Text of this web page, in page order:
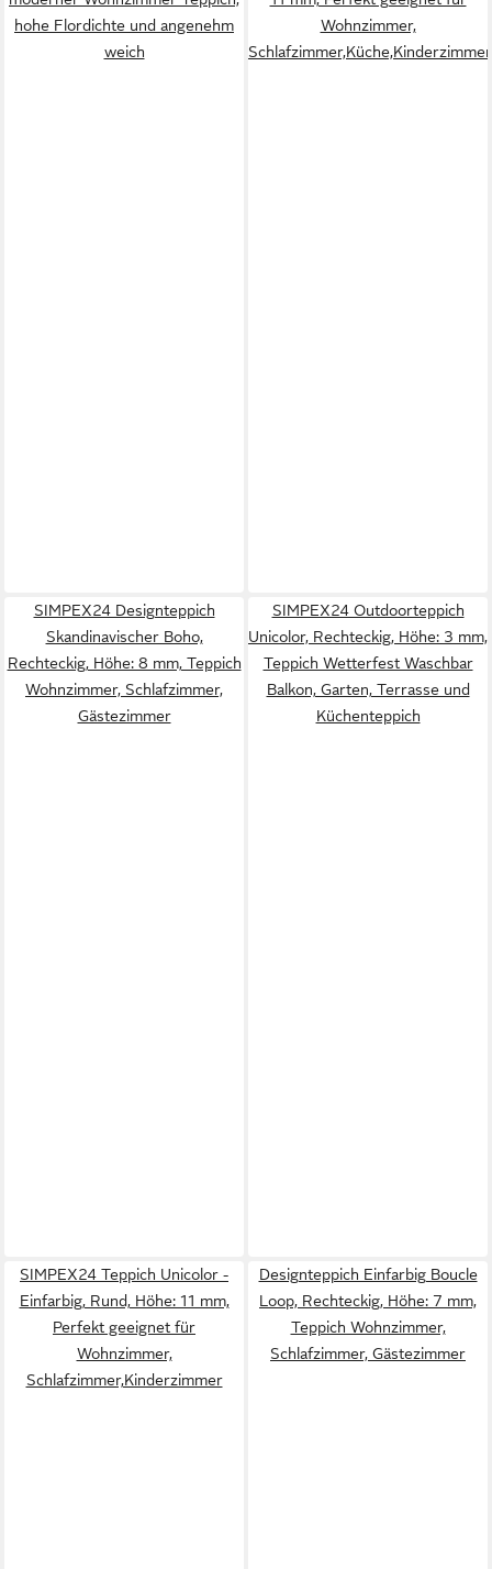
hohe Flordichte und angenehm
weich
Wohnzimmer,
Schlafzimmer,Küche,Kinderzimmer
SIMPEX24 Designteppich
Skandinavischer Boho,
Rechteckig, Höhe: 8 mm, Teppich
Wohnzimmer, Schlafzimmer,
Gästezimmer
SIMPEX24 Outdoorteppich
Unicolor, Rechteckig, Höhe: 3 mm,
Teppich Wetterfest Waschbar
Balkon, Garten, Terrasse und
Küchenteppich
SIMPEX24 Teppich Unicolor -
Einfarbig, Rund, Höhe: 11 mm,
Perfekt geeignet für
Wohnzimmer,
Schlafzimmer,Kinderzimmer
Designteppich Einfarbig Boucle
Loop, Rechteckig, Höhe: 7 mm,
Teppich Wohnzimmer,
Schlafzimmer, Gästezimmer